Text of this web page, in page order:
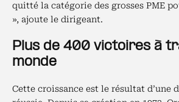
quitté la catégorie des grosses PME
», ajoute le dirigeant.
Plus de 400 victoires à
monde
Cette croissance est le résultat d’une